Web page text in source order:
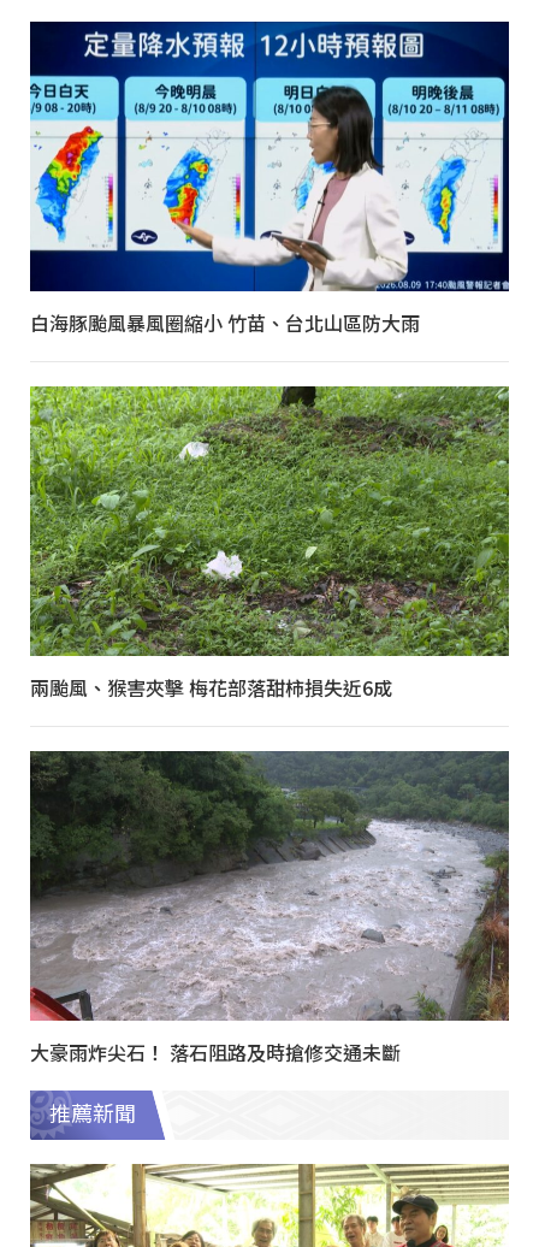
白海豚颱風暴風圈縮小 竹苗、台北山區防大雨
兩颱風、猴害夾擊 梅花部落甜柿損失近6成
大豪雨炸尖石！ 落石阻路及時搶修交通未斷
推薦新聞